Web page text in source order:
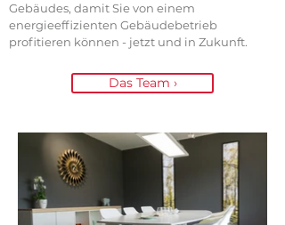
Gebäudes, damit Sie von einem
energieeffizienten Gebäudebetrieb
profitieren können - jetzt und in Zukunft.
Das Team ›